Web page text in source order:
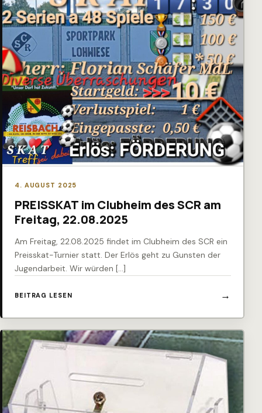
4. AUGUST 2025
PREISSKAT im Clubheim des SCR am
Freitag, 22.08.2025
Am Freitag, 22.08.2025 findet im Clubheim des SCR ein
Preisskat-Turnier statt. Der Erlös geht zu Gunsten der
Jugendarbeit. Wir würden […]
BEITRAG LESEN